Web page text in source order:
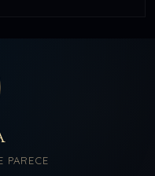
PARECE